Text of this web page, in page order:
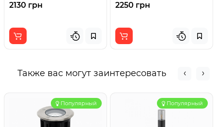
2130 грн 2250 грн
Также вас могут заинтересовать
Популярный Популярный